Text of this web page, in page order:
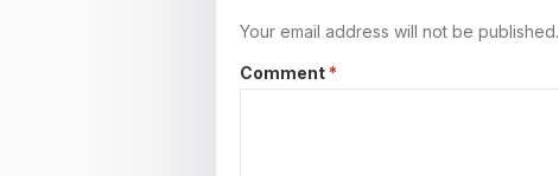
Your email address will not be published.
Comment *